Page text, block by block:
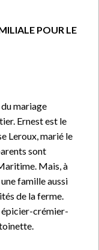
POUR LE
mariage
Ernest est le
Leroux, marié le
sont
Mais, à
famille aussi
de la ferme.
épicier-crémier-